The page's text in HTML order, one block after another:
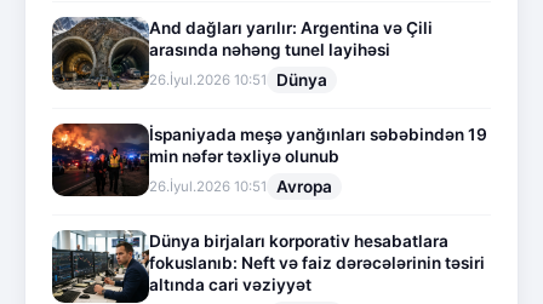
And dağları yarılır: Argentina və Çili
arasında nəhəng tunel layihəsi
26.İyul.2026 10:51 Dünya
İspaniyada meşə yanğınları səbəbindən 19
min nəfər təxliyə olunub
26.İyul.2026 10:51 Avropa
Dünya birjaları korporativ hesabatlara
fokuslanıb: Neft və faiz dərəcələrinin təsiri
altında cari vəziyyət